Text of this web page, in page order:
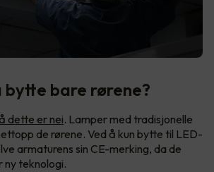
bytte bare rørene?
dette er nei. Lamper med tradisjonelle
de rørene. Ved å kun bytte til LED-
armaturens sin CE-merking, da de
ny teknologi.